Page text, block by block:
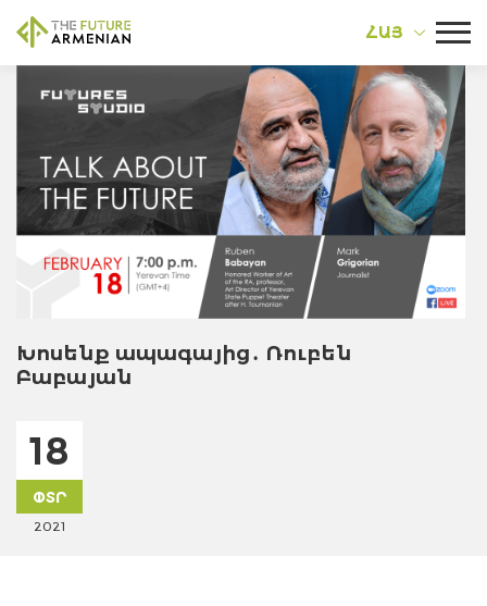
ՀԱՅ
Խոսենք ապագայից․ Ռուբեն
Բաբայան
18
ՓՏՐ
2021